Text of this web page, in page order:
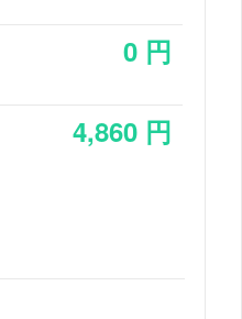
0 円
4,860 円